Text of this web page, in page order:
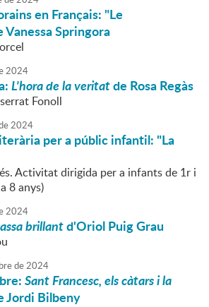
en Français: "Le
Springora
2024
L'hora de la veritatde Rosa Regàs
Fonoll
2024
per a públic infantil: "La
Activitat dirigida per a infants de 1r i
8 anys)
2024
brillantd'Oriol Puig Grau
de2024
Sant Francesc, els càtars i la
Jordi Bilbeny